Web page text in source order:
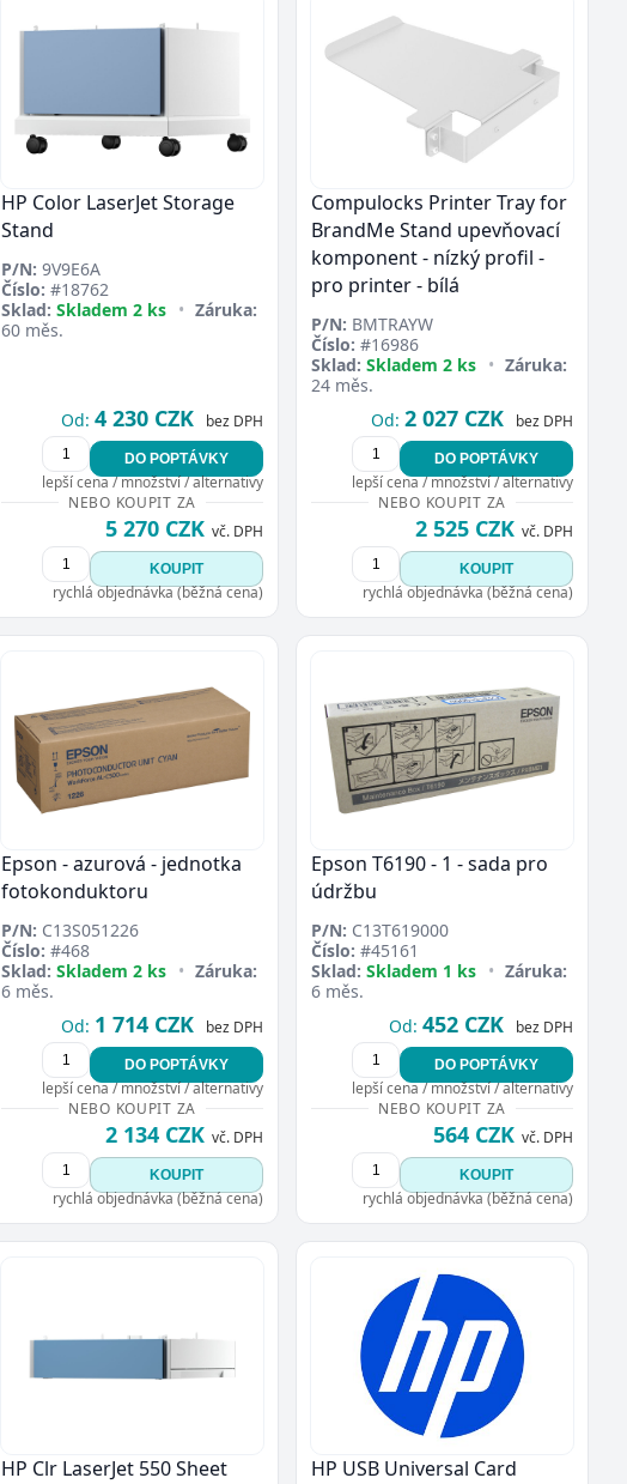
HP Color LaserJet Storage
Stand
P/N: 9V9E6A
Číslo: #18762
Sklad: Skladem 2 ks • Záruka:
60 měs.
Od: 4 230 CZK bez DPH
DO POPTÁVKY
lepší cena / množství / alternativy
NEBO KOUPIT ZA
5 270 CZK vč. DPH
KOUPIT
rychlá objednávka (běžná cena)
Compulocks Printer Tray for
BrandMe Stand upevňovací
komponent - nízký profil -
pro printer - bílá
P/N: BMTRAYW
Číslo: #16986
Sklad: Skladem 2 ks • Záruka:
24 měs.
Od: 2 027 CZK bez DPH
DO POPTÁVKY
lepší cena / množství / alternativy
NEBO KOUPIT ZA
2 525 CZK vč. DPH
KOUPIT
rychlá objednávka (běžná cena)
Epson - azurová - jednotka
fotokonduktoru
P/N: C13S051226
Číslo: #468
Sklad: Skladem 2 ks • Záruka:
6 měs.
Od: 1 714 CZK bez DPH
DO POPTÁVKY
lepší cena / množství / alternativy
NEBO KOUPIT ZA
2 134 CZK vč. DPH
KOUPIT
rychlá objednávka (běžná cena)
Epson T6190 - 1 - sada pro
údržbu
P/N: C13T619000
Číslo: #45161
Sklad: Skladem 1 ks • Záruka:
6 měs.
Od: 452 CZK bez DPH
DO POPTÁVKY
lepší cena / množství / alternativy
NEBO KOUPIT ZA
564 CZK vč. DPH
KOUPIT
rychlá objednávka (běžná cena)
HP Clr LaserJet 550 Sheet
HP USB Universal Card